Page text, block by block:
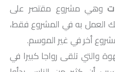
وهي مشروع مقتصر على
العمل به في المشروع فقط،
أخر في غير الموسم.
والتي تلقى رواجا كبيرا في